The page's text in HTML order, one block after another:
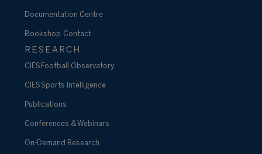
Documentation Centre
Bookshop Contact
RESEARCH
CIES Football Observatory
CIES Sports Intelligence
Publications
Conferences & Webinars
On-Demand Research